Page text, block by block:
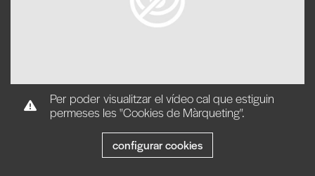
Per poder visualitzar el vídeo cal que estiguin
permeses les "Cookies de Màrqueting".
configurar cookies